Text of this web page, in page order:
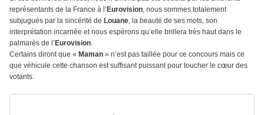
représentants de la France à l’ Eurovision, nous sommes totalement
subjugués par la sincérité de Louane, la beauté de ses mots, son
interprétation incarnée et nous espérons qu’elle brillera très haut dans le
palmarès de l’ Eurovision.
Certains diront que « Maman » n’est pas taillée pour ce concours mais ce
que véhicule cette chanson est suffisant puissant pour toucher le cœur des
votants.